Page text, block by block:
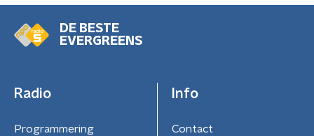
DE BESTE
EVERGREENS
Radio
Programmering
Info
Contact